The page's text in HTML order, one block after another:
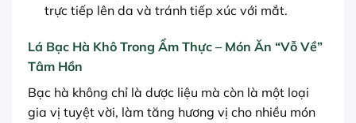
trực tiếp lên da và tránh tiếp xúc với mắt.
Lá Bạc Hà Khô Trong Ẩm Thực – Món Ăn “Vỗ Về”
Tâm Hồn
Bạc hà không chỉ là dược liệu mà còn là một loại
gia vị tuyệt vời, làm tăng hương vị cho nhiều món